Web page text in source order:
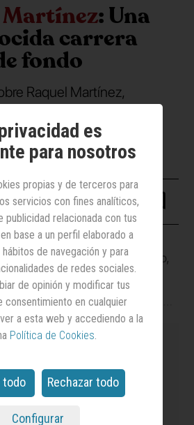
Martínez: Una
carrera
fondo
Raquel Martínez,
y directora creativa
de This Is Libre
creativas del momento,
porMás Mujeres
define como “una fanática de
importa si estas se
buen plato gastronómico, un
de Cannes”. Colidera el
más premiados por el CdeC,
el premio más importante le
en notoriedad y credibilidad
la Publicidad y el Marketing
es
para nosotros
propias y de terceros para
servicios con fines analíticos,
publicidad relacionada con tus
base a un perfil elaborado a
de navegación y para
de redes sociales.
de opinión y modificar tus
consentimiento en cualquier
a esta web y accediendo a la
Política de Cookies
todo Rechazar todo
Configurar